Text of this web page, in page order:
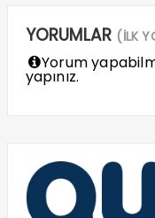
YORUMLAR (İLK
Yorum
yapınız.